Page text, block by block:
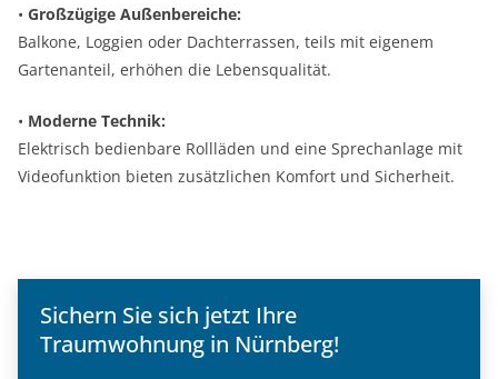
• Großzügige Außenbereiche:
Balkone, Loggien oder Dachterrassen, teils mit eigenem
Gartenanteil, erhöhen die Lebensqualität.
• Moderne Technik:
Elektrisch bedienbare Rollläden und eine Sprechanlage mit
Videofunktion bieten zusätzlichen Komfort und Sicherheit.
Sichern Sie sich jetzt Ihre
Traumwohnung in Nürnberg!